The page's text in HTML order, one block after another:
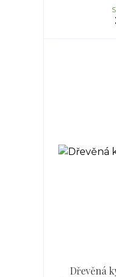
Dřevěná